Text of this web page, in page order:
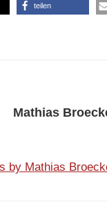
teilen
Mathias
by Mathias